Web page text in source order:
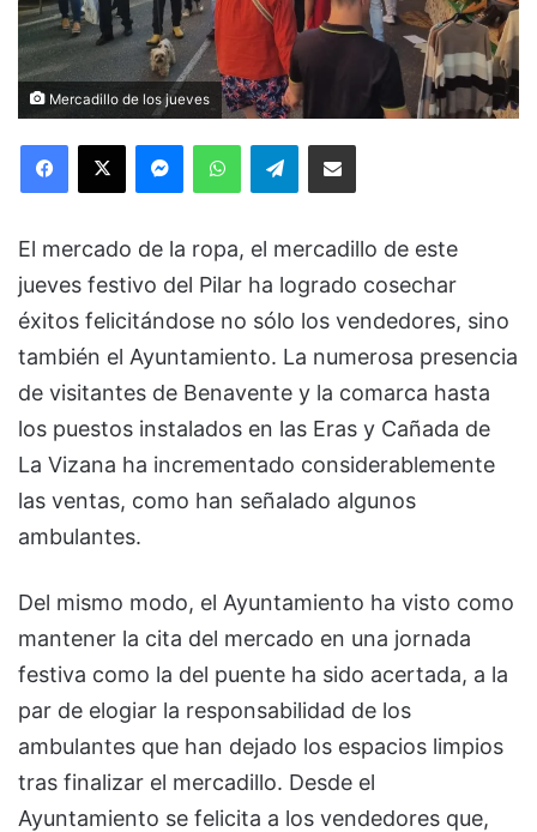
Mercadillo de los jueves
Facebook
X MessengerWhatsAppTelegramCompartir via Email
El mercado de la ropa, el mercadillo de este
jueves festivo del Pilar ha logrado cosechar
éxitos felicitándose no sólo los vendedores, sino
también el Ayuntamiento. La numerosa presencia
de visitantes de Benavente y la comarca hasta
los puestos instalados en las Eras y Cañada de
La Vizana ha incrementado considerablemente
las ventas, como han señalado algunos
ambulantes.
Del mismo modo, el Ayuntamiento ha visto como
mantener la cita del mercado en una jornada
festiva como la del puente ha sido acertada, a la
par de elogiar la responsabilidad de los
ambulantes que han dejado los espacios limpios
tras finalizar el mercadillo. Desde el
Ayuntamiento se felicita a los vendedores que,